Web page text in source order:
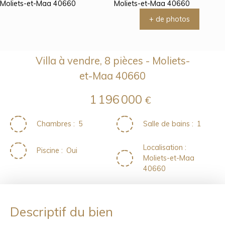
+ de photos
Villa à vendre, 8 pièces - Moliets-
et-Maa 40660
1 196 000 €
Chambres : 5 Salle de bains : 1
Piscine : Oui Localisation :
Moliets-et-Maa
40660
Descriptif du bien